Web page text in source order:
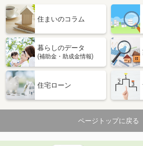
住まいのコラム
暮らしのデータ
(補助金・助成金情報)
住宅ローン
ページトップに戻る